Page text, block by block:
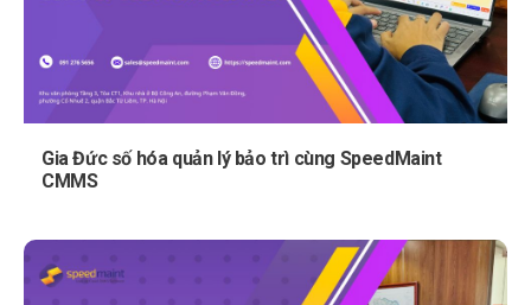
Gia Đức số hóa quản lý bảo trì cùng SpeedMaint
CMMS